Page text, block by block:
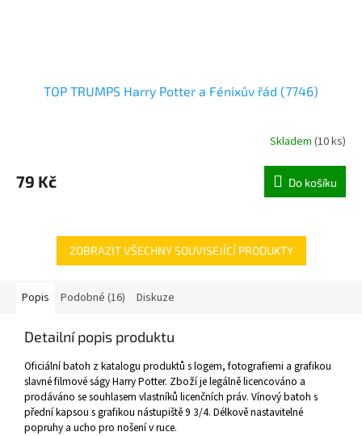
TOP TRUMPS Harry Potter a Fénixův řád (7746)
Skladem (10 ks)
79 Kč Do košíku
ZOBRAZIT VŠECHNY SOUVISEJÍCÍ PRODUKTY
Popis Podobné (16) Diskuze
Detailní popis produktu
Oficiální batoh z katalogu produktů s logem, fotografiemi a grafikou
slavné filmové ságy Harry Potter. Zboží je legálně licencováno a
prodáváno se souhlasem vlastníků licenčních práv. Vínový batoh s
přední kapsou s grafikou nástupiště 9 3/4. Délkově nastavitelné
popruhy a ucho pro nošení v ruce.